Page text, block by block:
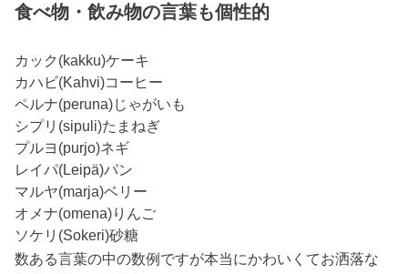
食べ物・飲み物の言葉も個性的
カック(kakku)ケーキ
カハビ(Kahvi)コーヒー
ペルナ(peruna)じゃがいも
シプリ(sipuli)たまねぎ
プルヨ(purjo)ネギ
レイパ(Leipä)パン
マルヤ(marja)ベリー
オメナ(omena)りんご
ソケリ(Sokeri)砂糖
数ある言葉の中の数例ですが本当にかわいくてお洒落な